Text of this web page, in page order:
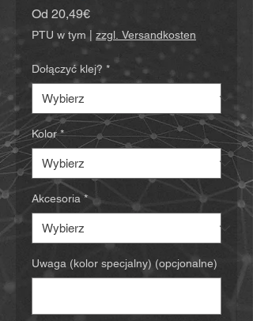
Od 20,49€Cena
Rabatowa
PTU w tym zzgl. Versandkosten
Dołączyć klej? *
Kolor *
Akcesoria *
Uwaga (kolor specjalny) (opcjonalne)